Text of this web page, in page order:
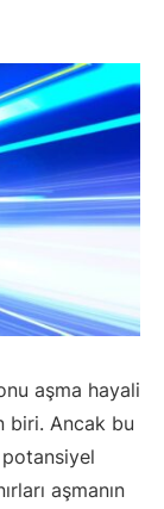
aşma hayali
biri. Ancak bu
aşmanın